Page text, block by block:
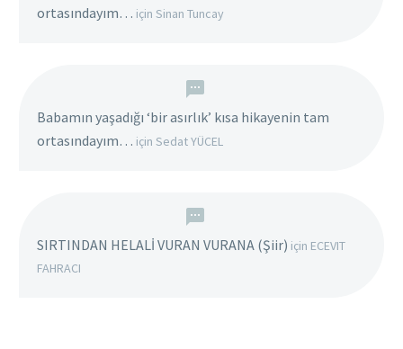
ortasındayım… için Sinan Tuncay
Babamın yaşadığı ‘bir asırlık’ kısa hikayenin tam
ortasındayım… için Sedat YÜCEL
SIRTINDAN HELALİ VURAN VURANA (Şiir) için ECEVIT
FAHRACI